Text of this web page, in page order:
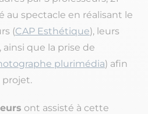
spectacle en réalisant le
(CAP Esthétique), leurs
ainsi que la prise de
plurimédia) afin
projet.
ont assisté à cette